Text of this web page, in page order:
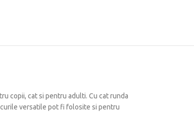
copii, cat si pentru adulti. Cu cat runda
versatile pot fi folosite si pentru